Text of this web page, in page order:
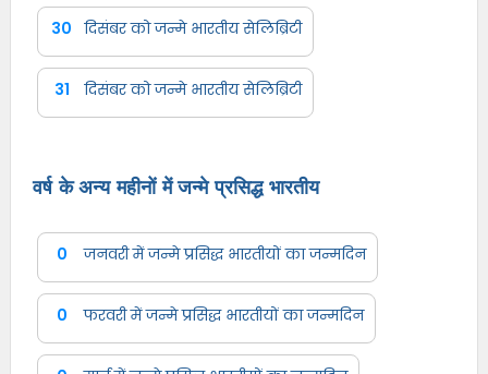
30 दिसंबर को जन्मे भारतीय सेलिब्रिटी
31 दिसंबर को जन्मे भारतीय सेलिब्रिटी
वर्ष के अन्य महीनों में जन्मे प्रसिद्ध भारतीय
0 जनवरी में जन्मे प्रसिद्ध भारतीयों का जन्मदिन
0 फरवरी में जन्मे प्रसिद्ध भारतीयों का जन्मदिन